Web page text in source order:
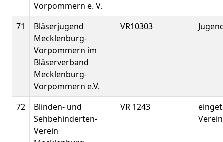
Vorpommern e. V.
71
Bläserjugend
Mecklenburg-
Vorpommern im
Bläserverband
Mecklenburg-
Vorpommern e.V.
VR10303
72
Blinden- und
Sehbehinderten-
Verein
VR 1243
Verein